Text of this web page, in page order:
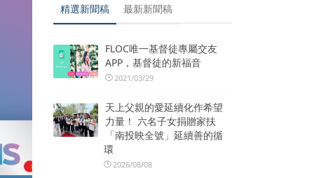
精選新聞稿 最新新聞稿
FLOC唯一基督徒專屬交友
APP，基督徒的新福音
2021/03/29
天上父親的愛延續化作希望
力量！ 六名子女捐贈家扶
「南投映全號」延續善的循
環
2026/08/08